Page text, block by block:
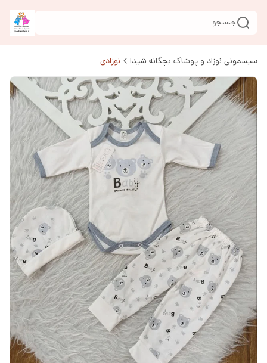
جستجو
سیسمونی نوزاد و پوشاک بچگانه شیدا نوزادی